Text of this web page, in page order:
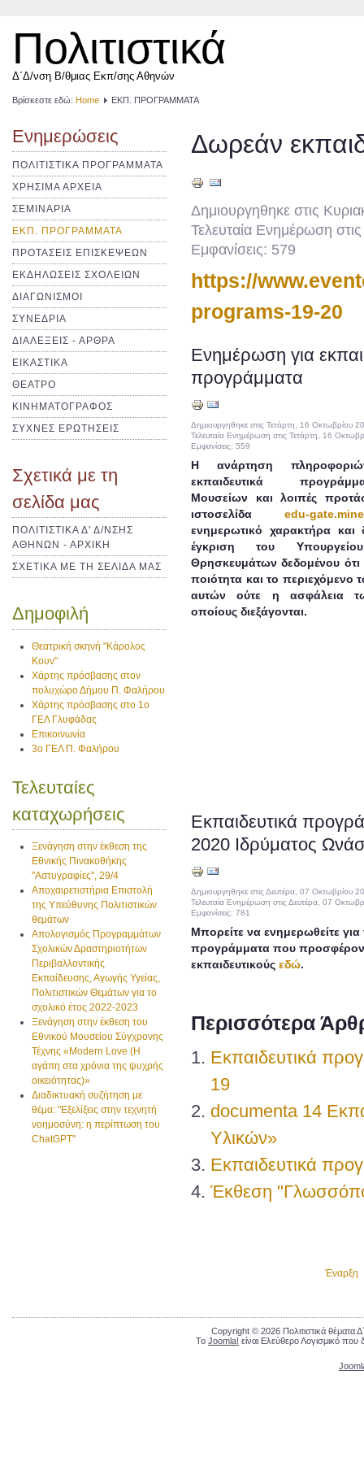
Πολιτιστικά
Δ΄Δ/νση Β/θμιας Εκπ/σης Αθηνών
Βρίσκεστε εδώ: Home ΕΚΠ. ΠΡΟΓΡΑΜΜΑΤΑ
Ενημερώσεις
ΠΟΛΙΤΙΣΤΙΚΑ ΠΡΟΓΡΑΜΜΑΤΑ
ΧΡΗΣΙΜΑ ΑΡΧΕΙΑ
ΣΕΜΙΝΑΡΙΑ
ΕΚΠ. ΠΡΟΓΡΑΜΜΑΤΑ
ΠΡΟΤΑΣΕΙΣ ΕΠΙΣΚΕΨΕΩΝ
ΕΚΔΗΛΩΣΕΙΣ ΣΧΟΛΕΙΩΝ
ΔΙΑΓΩΝΙΣΜΟΙ
ΣΥΝΕΔΡΙΑ
ΔΙΑΛΕΞΕΙΣ - ΑΡΘΡΑ
ΕΙΚΑΣΤΙΚΑ
ΘΕΑΤΡΟ
ΚΙΝΗΜΑΤΟΓΡΑΦΟΣ
ΣΥΧΝΕΣ ΕΡΩΤΗΣΕΙΣ
Σχετικά με τη
σελίδα μας
ΠΟΛΙΤΙΣΤΙΚΑ Δ' Δ/ΝΣΗΣ
ΑΘΗΝΩΝ - ΑΡΧΙΚΗ
ΣΧΕΤΙΚΑ ΜΕ ΤΗ ΣΕΛΙΔΑ ΜΑΣ
Δημοφιλή
Θεατρική σκηνή "Κάρολος
Κουν"
Χάρτης πρόσβασης στον
πολυχώρο Δήμου Π. Φαλήρου
Χάρτης πρόσβασης στο 1ο
ΓΕΛ Γλυφάδας
Επικοινωνία
3ο ΓΕΛ Π. Φαλήρου
Τελευταίες
καταχωρήσεις
Ξενάγηση στην έκθεση της
Εθνικής Πινακοθήκης
"Αστυγραφίες", 29/4
Αποχαιρετιστήρια Επιστολή
της Υπεύθυνης Πολιτιστικών
θεμάτων
Απολογισμός Προγραμμάτων
Σχολικών Δραστηριοτήτων
Περιβαλλοντικής
Εκπαίδευσης, Αγωγής Υγείας,
Πολιτιστικών Θεμάτων για το
σχολικό έτος 2022-2023
Ξενάγηση στην έκθεση του
Εθνικού Μουσείου Σύγχρονης
Τέχνης «Modern Love (H
αγάπη στα χρόνια της ψυχρής
οικειότητας)»
Διαδικτυακή συζήτηση με
θέμα: "Εξελίξεις στην τεχνητή
νοημοσύνη: η περίπτωση του
ChatGPT"
Δωρεάν
Δημιουργηθηκε στις
Τελευταία Ενημέρωση
Εμφανίσεις: 579
https://
programs-19-20
Ενημέρωση για
προγράμματα
Δημιουργηθηκε στις Τετάρτη, 16 Οκτωβρίου
Τελευταία Ενημέρωση στις Τετάρτη, 16
Εμφανίσεις: 559
Η ανάρτηση
εκπαιδευτικά
Μουσείων και λοιπές
ιστοσελίδαedu-
ενημερωτικό χαρακτήρα και
έγκριση του
Θρησκευμάτων δεδομένου ότι
ποιότητα και το
αυτών ούτε η ασφάλεια
οποίους διεξάγονται.
Εκπαιδευτικά
2020 Ιδρύματος
Δημιουργηθηκε στις Δευτέρα, 07 Οκτωβρίου
Τελευταία Ενημέρωση στις Δευτέρα, 07
Εμφανίσεις: 781
Μπορείτε να ενημερωθείτε για
προγράμματα που
εκπαιδευτικούς εδώ.
Περισσότερα
Εκπαιδευτικά
19
documenta 14
Υλικών»
Εκπαιδευτικά
Έκθεση
Έναρξη
Copyright © 2026 Πολιτιστικά θέματα
Το Joomla! είναι Ελεύθερο Λογισμικό που